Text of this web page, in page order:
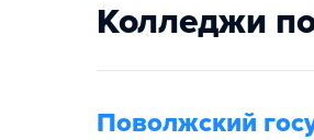
Колледжи
Поволжский